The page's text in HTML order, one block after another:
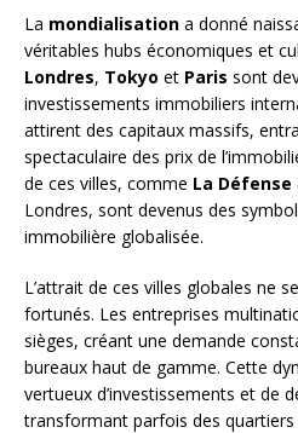
La mondialisation a donné
véritables hubs économiques et
Londres, Tokyo et Paris sont
investissements immobiliers
attirent des capitaux massifs,
spectaculaire des prix de
de ces villes, comme La Défense
Londres, sont devenus des
immobilière globalisée.
L’attrait de ces villes globales ne
fortunés. Les entreprises
sièges, créant une demande
bureaux haut de gamme. Cette
vertueux d’investissements et de
transformant parfois des quartiers